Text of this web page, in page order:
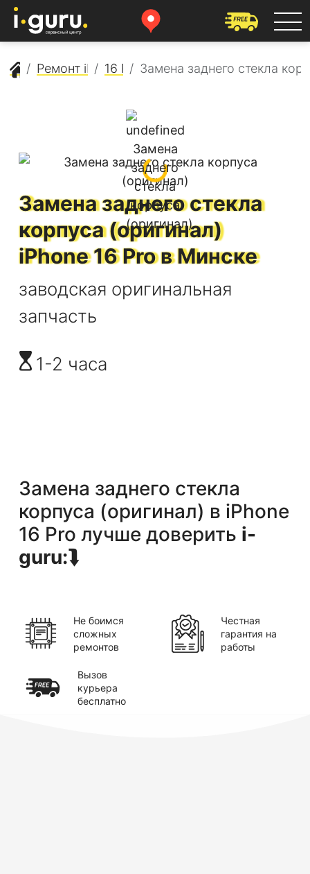
Сервисный центр Apple
Ремонт iPhone
16 Pro Замена заднего стекла
Замена заднего стекла
корпуса (оригинал)
iPhone 16 Proв Минске
заводская оригинальная
запчасть
1-2 часа
Замена заднего стекла
корпуса (оригинал) в iPhone
16 Pro лучше доверить i-
guru:⮯
Не боимся
сложных
ремонтов
Честная
гарантия на
работы
Вызов
курьера
бесплатно